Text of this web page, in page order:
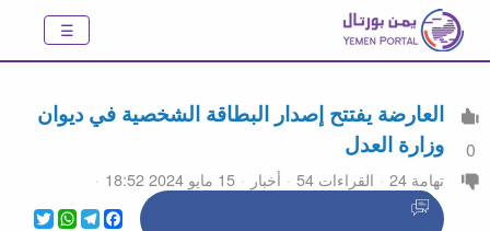
0
العارضة يفتتح إصدار البطاقة الشخصية في ديوان
وزارة العدل
تهامة 24 القراءات 54 أخبار
15 مايو 2024 18:52
Twitter
WhatsApp
Telegram
Facebook